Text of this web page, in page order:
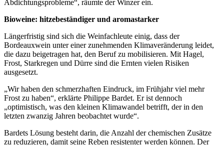
Abdichtungsprobleme“, räumte der Winzer ein.
Bioweine: hitzebeständiger und aromastarker
Längerfristig sind sich die Weinfachleute einig, dass der
Bordeauxwein unter einer zunehmenden Klimaveränderung leidet,
die dazu beigetragen hat, den Beruf zu mobilisieren. Mit Hagel,
Frost, Starkregen und Dürre sind die Ernten vielen Risiken
ausgesetzt.
„Wir haben den schmerzhaften Eindruck, im Frühjahr viel mehr
Frost zu haben“, erklärte Philippe Bardet. Er ist dennoch
„optimistisch, was den kleinen Klimawandel betrifft, der in den
letzten zwanzig Jahren beobachtet wurde“.
Bardets Lösung besteht darin, die Anzahl der chemischen Zusätze
zu reduzieren, damit seine Reben resistenter werden können. Der